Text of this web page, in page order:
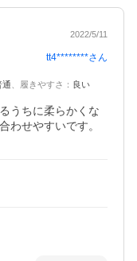
2022/5/11
tt4********さん
通 履きやすさ ： 良い
うちに柔らかくな
わせやすいです。